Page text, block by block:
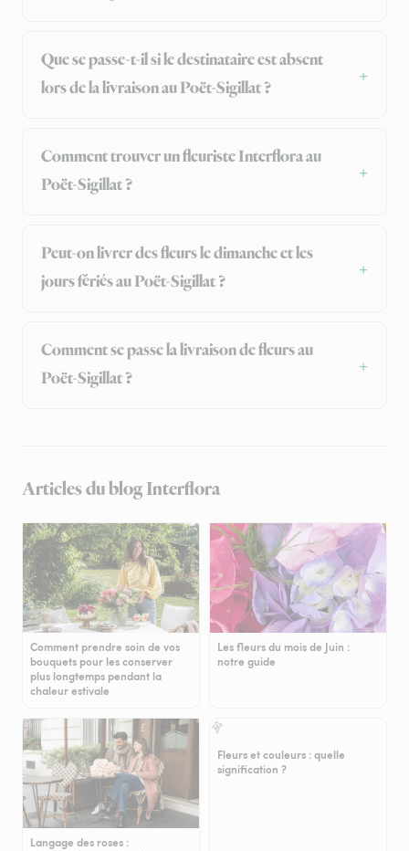
Que se passe-t-il si le destinataire est absent
lors de la livraison au Poët-Sigillat ?
Comment trouver un fleuriste Interflora au
Poët-Sigillat ?
Peut-on livrer des fleurs le dimanche et les
jours fériés au Poët-Sigillat ?
Comment se passe la livraison de fleurs au
Poët-Sigillat ?
Articles du blog Interflora
Comment prendre soin de vos
bouquets pour les conserver
plus longtemps pendant la
chaleur estivale
Les fleurs du mois de Juin :
notre guide
Langage des roses :
Fleurs et couleurs : quelle
signification ?